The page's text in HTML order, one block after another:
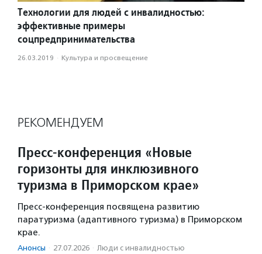
Технологии для людей с инвалидностью:
эффективные примеры
соцпредпринимательства
26.03.2019 · Культура и просвещение
РЕКОМЕНДУЕМ
Пресс-конференция «Новые
горизонты для инклюзивного
туризма в Приморском крае»
Пресс-конференция посвящена развитию
паратуризма (адаптивного туризма) в Приморском
крае.
Анонсы · 27.07.2026 · Люди с инвалидностью